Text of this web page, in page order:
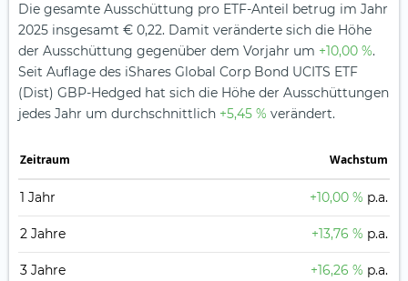
Die gesamte Ausschüttung pro ETF-Anteil betrug im Jahr
2025 insgesamt € 0,22. Damit veränderte sich die Höhe
der Ausschüttung gegenüber dem Vorjahr um +10,00 %.
Seit Auflage des iShares Global Corp Bond UCITS ETF
(Dist) GBP-Hedged hat sich die Höhe der Ausschüttungen
jedes Jahr um durchschnittlich +5,45 % verändert.
Zeitraum Wachstum
1 Jahr +10,00 % p.a.
2 Jahre +13,76 % p.a.
3 Jahre +16,26 % p.a.